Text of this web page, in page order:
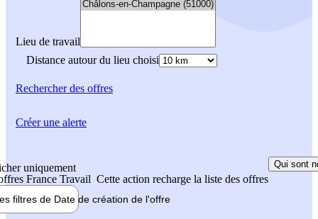
Lieu de travail
Distance autour du lieu choisi
Rechercherdes offres
uniquement
France Travail Cette action recharge la liste des offres
Qui sont
filtres de Date de création de l'offre
Créer une alerte